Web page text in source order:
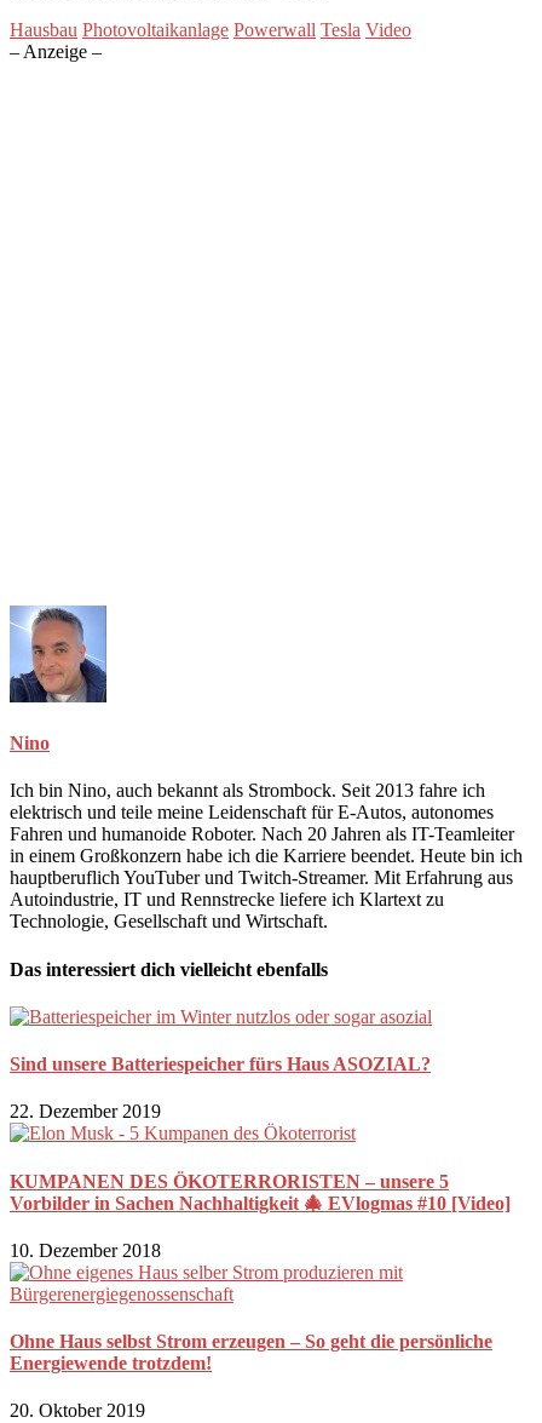
Hausbau Photovoltaikanlage Powerwall Tesla Video
– Anzeige –
Nino
Ich bin Nino, auch bekannt als Strombock. Seit 2013 fahre ich
elektrisch und teile meine Leidenschaft für E-Autos, autonomes
Fahren und humanoide Roboter. Nach 20 Jahren als IT-Teamleiter
in einem Großkonzern habe ich die Karriere beendet. Heute bin ich
hauptberuflich YouTuber und Twitch-Streamer. Mit Erfahrung aus
Autoindustrie, IT und Rennstrecke liefere ich Klartext zu
Technologie, Gesellschaft und Wirtschaft.
Das interessiert dich vielleicht ebenfalls
Sind unsere Batteriespeicher fürs Haus ASOZIAL?
22. Dezember 2019
KUMPANEN DES ÖKOTERRORISTEN – unsere 5
Vorbilder in Sachen Nachhaltigkeit 🎄 EVlogmas #10 [Video]
10. Dezember 2018
Ohne Haus selbst Strom erzeugen – So geht die persönliche
Energiewende trotzdem!
20. Oktober 2019